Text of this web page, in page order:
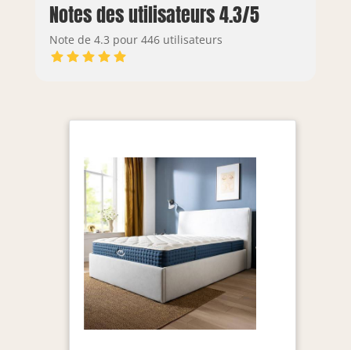
Notes des utilisateurs 4.3/5
Note de 4.3 pour 446 utilisateurs